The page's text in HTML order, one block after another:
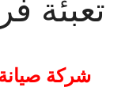
تعبئة
شركة